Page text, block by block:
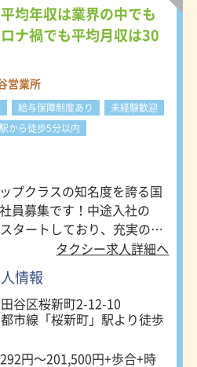
タート向けの研修充実?
の充実した研修がありま
自動車第二種免許を取得し
負担）、その後に地理や接
す。
給をお支払いします。
ルとしてタクシードライバ
道を極めることや、管理職
することはもちろん、個人
して独立することさえも、
、組織ひいては業界の活性
と信じているからです。そ
介します！ ～タクシード
しての道を極める～ 〇マ
マイタクシー 24時間365
の病院送迎をサポートする社
の高いサービスです。 〇バ
タクシー 英語・中国語・
の語学力を活かして、海外
ストの送迎をします。社内
シー 観光コースは自由自
知り尽くした観光タクシー
が、お客さまのニーズに合
由で贅沢な東京観光案内を
分の経験を活かして部下の
均年収は業界の中でも
ナ禍でも平均月収は30
営業所
給与保障制度あり
未経験歓迎
駅から徒歩5分以内
プクラスの知名度を誇る国
員募集です！中途入社の
タートしており、充実の研
ープ自慢の福利厚生で初年
を実現しています！
タクシー求人詳細へ
情報
谷区桜新町2-12-10
市線「桜新町」駅より徒歩
円～201,500円+歩合+時